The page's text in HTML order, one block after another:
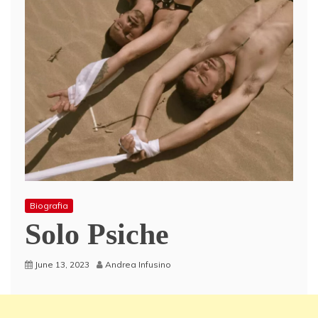
Biografia
Solo Psiche
June 13, 2023 Andrea Infusino